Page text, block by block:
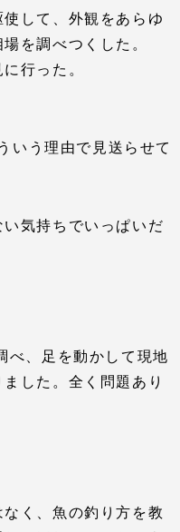
して、外観をあらゆ
を調べつくした。
行った。
いう理由で見送らせて
気持ちでいっぱいだ
べ、足を動かして現地
した。全く問題あり
く、魚の釣り方を教